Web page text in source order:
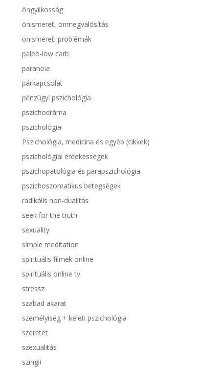
öngyilkosság
önismeret, önmegvalósítás
önismereti problémák
paleo-low carb
paranoia
párkapcsolat
pénzügyi pszichológia
pszichodráma
pszichológia
Pszichológia, medicina és egyéb (cikkek)
pszichológiai érdekességek
pszichopatológia és parapszichológia
pszichoszomatikus betegségek
radikális non-dualitás
seek for the truth
sexuality
simple meditation
spirituális filmek online
spirituális online tv
stressz
szabad akarat
személyiség + keleti pszichológia
szeretet
szexualitás
szingli